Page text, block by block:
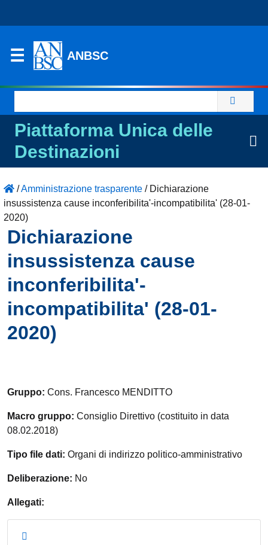
ANBSC
per:
Piattaforma Unica delle
Destinazioni
/Amministrazione trasparente / Dichiarazione
insussistenza cause inconferibilita'-incompatibilita' (28-01-
2020)
Dichiarazione
insussistenza cause
inconferibilita'-
incompatibilita' (28-01-
2020)
Gruppo: Cons. Francesco MENDITTO
Macro gruppo: Consiglio Direttivo (costituito in data
08.02.2018)
Tipo file dati: Organi di indirizzo politico-amministrativo
Deliberazione: No
Allegati: